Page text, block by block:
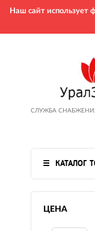
Наш сайт использует
СЛУЖБА
КАТАЛОГ
ЦЕНА